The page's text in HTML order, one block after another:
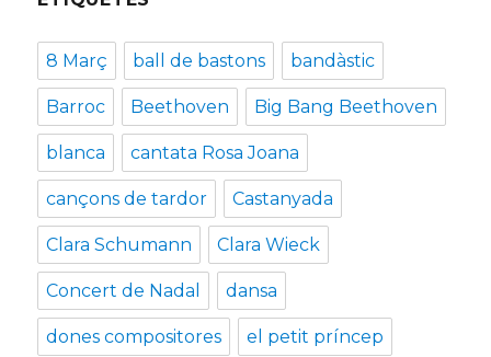
8 Març ball de bastons bandàstic
Barroc Beethoven Big Bang Beethoven
blanca cantata Rosa Joana
cançons de tardor Castanyada
Clara Schumann Clara Wieck
Concert de Nadal dansa
dones compositores el petit príncep